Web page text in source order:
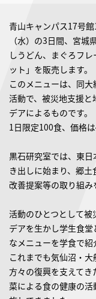
青山キャンパス17号
（水）の3日間、宮
しうどん、まぐろフ
ット」を販売します。
このメニューは、同
活動で、被災地支援と
デアによるものです。
1日限定100食、価格
黒石研究室では、東
き出しに始まり、郷
改善提案等の取り組み
活動のひとつとして
デアを生かし学生食
なメニューを学食で紹
これまでも気仙沼・
方々の復興を支えて
菜による食の健康の